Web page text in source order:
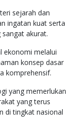
sejarah dan
ingatan kuat serta
akurat.
ekonomi melalui
konsep dasar
komprehensif.
yang memerlukan
yang terus
di tingkat nasional